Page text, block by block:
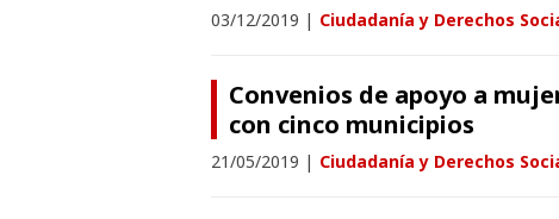
03/12/2019 | Ciudadanía y Derechos
Convenios de apoyo a
con cinco municipios
21/05/2019 | Ciudadanía y Derechos